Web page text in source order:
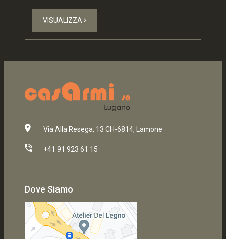
VISUALIZZA
Via Alla Resega, 13 CH-6814, Lamone
+41 91 923 61 15
Dove Siamo